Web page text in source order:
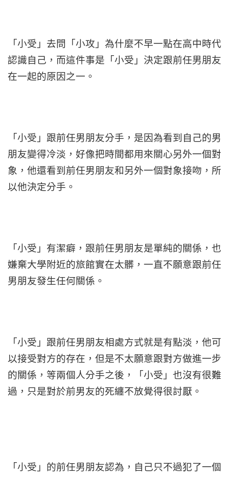
「小受」去問「小攻」為什麼不早一點在高中時代
認識自己，而這件事是「小受」決定跟前任男朋友
在一起的原因之一。
「小受」跟前任男朋友分手，是因為看到自己的男
朋友變得冷淡，好像把時間都用來關心另外一個對
象，他還看到前任男朋友和另外一個對象接吻，所
以他決定分手。
「小受」有潔癖，跟前任男朋友是單純的關係，也
嫌棄大學附近的旅館實在太髒，一直不願意跟前任
男朋友發生任何關係。
「小受」跟前任男朋友相處方式就是有點淡，他可
以接受對方的存在，但是不太願意跟對方做進一步
的關係，等兩個人分手之後，「小受」也沒有很難
過，只是對於前男友的死纏不放覺得很討厭。
「小受」的前任男朋友認為，自己只不過犯了一個